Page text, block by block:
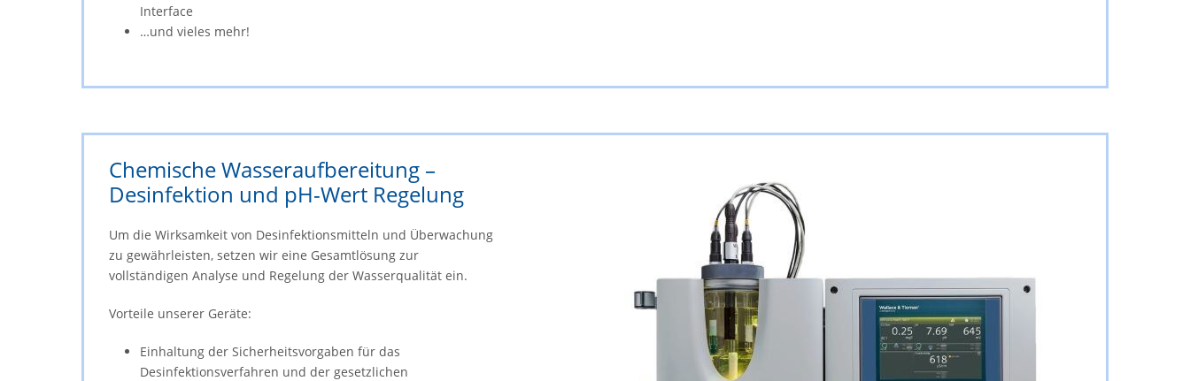
Interface
…und vieles mehr!
Chemische Wasseraufbereitung –
Desinfektion und pH-Wert Regelung
Um die Wirksamkeit von Desinfektionsmitteln und Überwachung
zu gewährleisten, setzen wir eine Gesamtlösung zur
vollständigen Analyse und Regelung der Wasserqualität ein.
Vorteile unserer Geräte:
Einhaltung der Sicherheitsvorgaben für das
Desinfektionsverfahren und der gesetzlichen